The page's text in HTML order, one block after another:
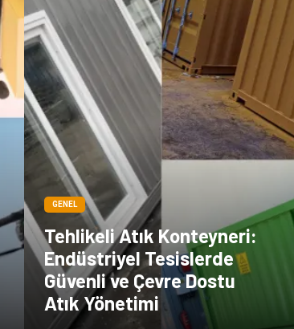
GENEL
Tehlikeli Atık Konteyneri:
Endüstriyel Tesislerde
Güvenli ve Çevre Dostu
Atık Yönetimi